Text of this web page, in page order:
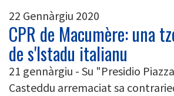
22 Gennàrgiu 2020
CPR de Macumère: una
de s'Istadu italianu
21 gennàrgiu - Su "Presidio
Casteddu arremaciat sa